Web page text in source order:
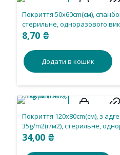
Покриття 50х60cm(см),
стерильне, одноразового
8,70 ₴
Додати в кошик
Покриття 120х80cm(см), з
35g/m2(г/м2), стерильне,
34,00 ₴